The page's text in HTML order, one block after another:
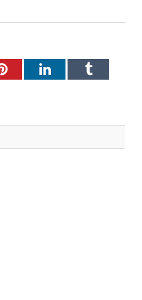
PinterestLinkedInTumblr